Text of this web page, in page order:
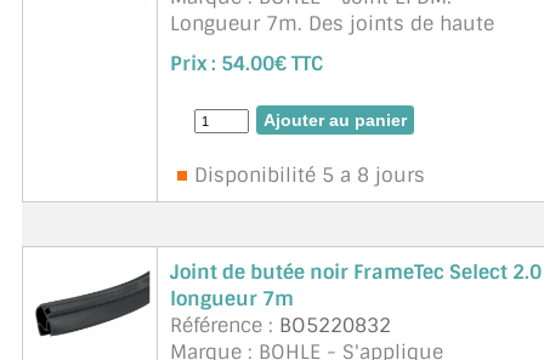
Longueur 7m. Des joints de haute
qualité pour les vitrages secs qui
rendent le silicone superflu. Le joint de
base est inséré dans l'huisserie et
dans le profil&eacut ...suite
Prix : 54.00€ TTC
Disponibilité 5 a 8 jours
Joint de butée noir FrameTec Select 2.0
longueur 7m
Référence : BO5220832
Marque : BOHLE - S'applique